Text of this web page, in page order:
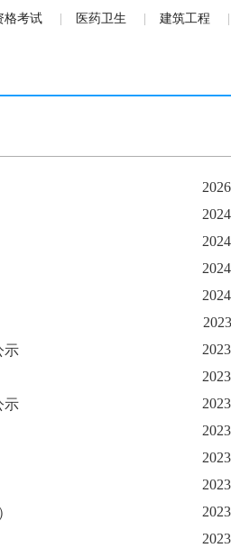
格考试 医药卫生 建筑工程
示
示